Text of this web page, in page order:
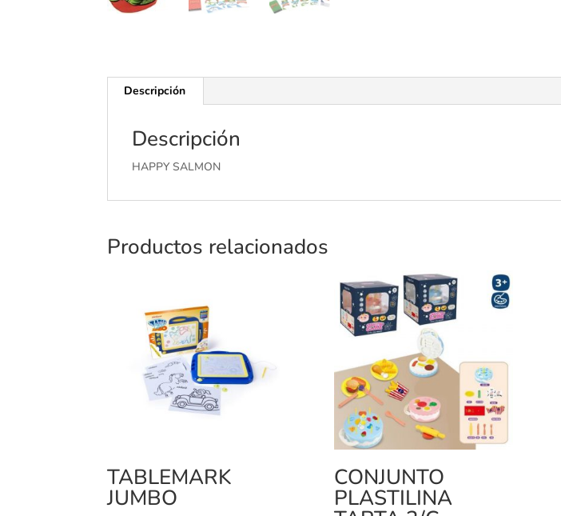
Descripción
Descripción
HAPPY SALMON
Productos relacionados
TABLEMARK
JUMBO
CONJUNTO
PLASTILINA